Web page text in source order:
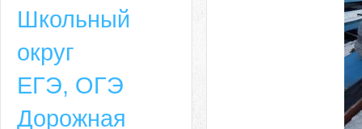
Школьный
округ
ЕГЭ, ОГЭ
Дорожная